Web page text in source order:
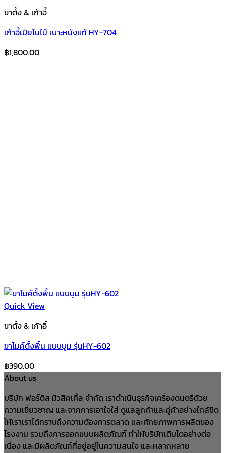
ขาตั้ง & เก้าอี้
เก้าอี้เปียโนไม้ เบาะหนังแท้ HY-704
฿1,800.00
Quick View
ขาตั้ง & เก้าอี้
ขาไมค์ตั้งพื้น แบบบูม รุ่นHY-602
฿390.00
About us
บริษัท ฟอร์ติส มิวสิคเคิ้ล จำกัด เราดำเนินธุรกิจเครื่องดนตรีด้วย
ความเชี่ยวชาญ และจากการเอาใจใส่ ดูแลลูกค้าและคู่ค้าอย่างใกล้ชิด
ให้เราเราได้ทราบถึงความต้องการตลาด และศักยภาพการผลิตของ
โรงงาน รวมถึงการออกแบบผลิตภัณฑ์ ทำให้บริษัทเติบโตอย่างต่อ
เนื่อง และมีผลิตภัณฑ์ที่อยู่อยู่ในความสนใจ และหลากหลาย